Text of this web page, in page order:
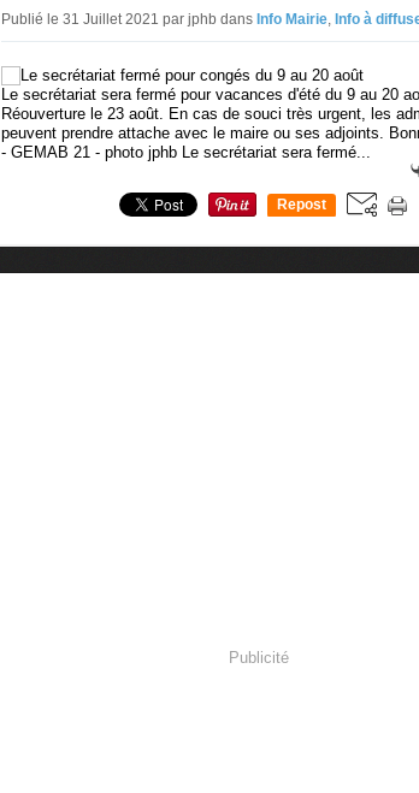
Publié le 31 Juillet 2021 par jphb dans Info Mairie, Info à
Le secrétariat sera fermé pour vacances d'été du 9 au 20
Réouverture le 23 août. En cas de souci très urgent, les
peuvent prendre attache avec le maire ou ses adjoints.
- GEMAB 21 - photo jphb Le secrétariat sera fermé...
Repost
Publicité